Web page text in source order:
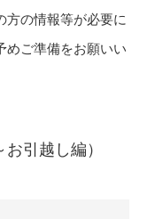
方の情報等が必要に
めご準備をお願いい
引越し編）